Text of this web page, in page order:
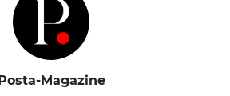
Posta-Magazine